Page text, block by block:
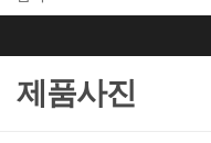
제품사진